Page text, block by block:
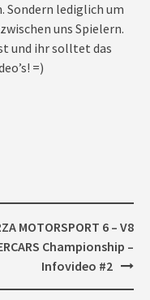
Sondern lediglich um
uns Spielern.
und ihr solltet das
=)
MOTORSPORT 6 – V8
Championship –
Infovideo #2